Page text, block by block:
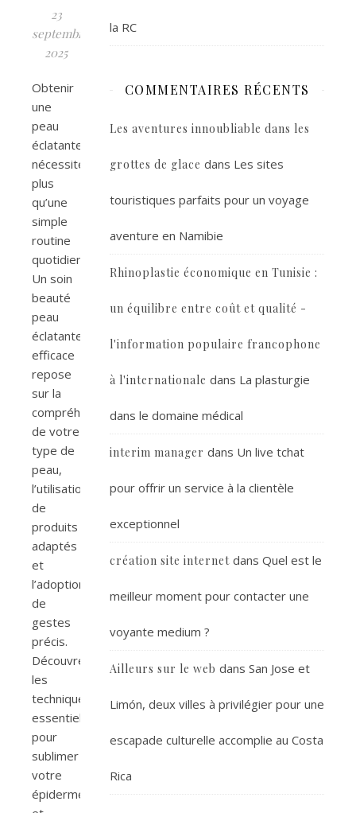
23
septembre
2025
Obtenir
une
peau
éclatante
nécessite
plus
qu’une
simple
routine
quotidienne.
Un soin
beauté
peau
éclatante
efficace
repose
sur la
compréhension
de votre
type de
peau,
l’utilisation
de
produits
adaptés
et
l’adoption
de
gestes
précis.
Découvrez
les
techniques
essentielles
pour
sublimer
votre
épiderme
la RC
COMMENTAIRES RÉCENTS
Les aventures innoubliable dans les
grottes de glace dans Les sites
touristiques parfaits pour un voyage
aventure en Namibie
Rhinoplastie économique en Tunisie :
un équilibre entre coût et qualité -
l'information populaire francophone
à l'internationale dans La plasturgie
dans le domaine médical
interim manager dans Un live tchat
pour offrir un service à la clientèle
exceptionnel
création site internet dans Quel est le
meilleur moment pour contacter une
voyante medium ?
Ailleurs sur le web dans San Jose et
Limón, deux villes à privilégier pour une
escapade culturelle accomplie au Costa
Rica